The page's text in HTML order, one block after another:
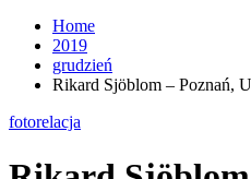
Home
2019
grudzień
Rikard Sjöblom – Poznań,
fotorelacja